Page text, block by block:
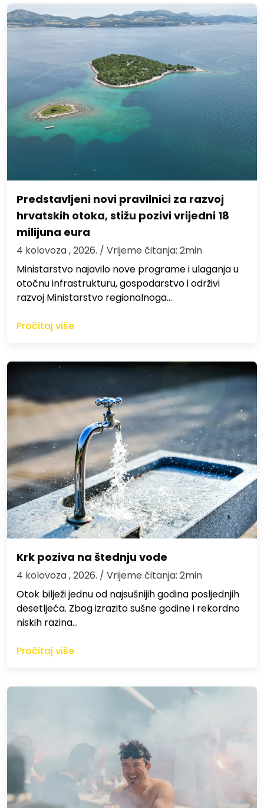
Predstavljeni novi pravilnici za razvoj
hrvatskih otoka, stižu pozivi vrijedni 18
milijuna eura
4 kolovoza , 2026. / Vrijeme čitanja: 2min
Ministarstvo najavilo nove programe i ulaganja u
otočnu infrastrukturu, gospodarstvo i održivi
razvoj Ministarstvo regionalnoga…
Pročitaj više
Krk poziva na štednju vode
4 kolovoza , 2026. / Vrijeme čitanja: 2min
Otok bilježi jednu od najsušnijih godina posljednjih
desetljeća. Zbog izrazito sušne godine i rekordno
niskih razina…
Pročitaj više